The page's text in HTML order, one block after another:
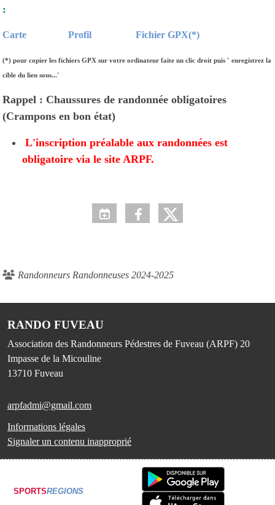
:
Carte Profil Fichier GPX(*)
(*) pour copier les fichiers GPX sur votre ordinateur faite un clic droit puis ' enregistrez la
cible du lien sous...'
Rappel : Chaussures de randonnée obligatoires
(Crampons en bon état)
L'inscription préalable aux randonnées est
obligatoire via le site ARPF.
Randonneurs Randonneuses 2024-2025
RANDO FUVEAU
Association des Randonneurs Pédestres de Fuveau (ARPF) 20
Impasse de la Micouline
13710 Fuveau
arpfadmi@gmail.com
Informations légales
Signaler un contenu inapproprié
SPORTSREGIONS